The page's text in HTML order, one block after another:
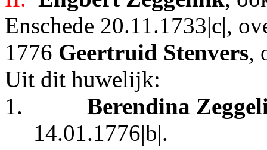
Enschede 20.11.1733|c|,
1776 Geertruid Stenvers,
Uit dit huwelijk:
1.
Berendina
14.01.1776|b|.